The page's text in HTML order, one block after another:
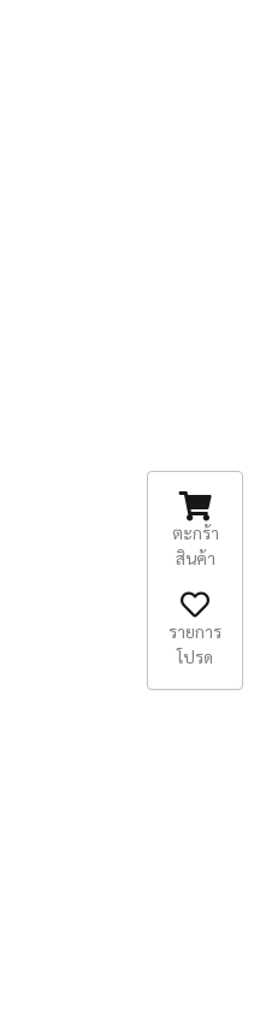
ตะกร้า
สินค้า
รายการ
โปรด